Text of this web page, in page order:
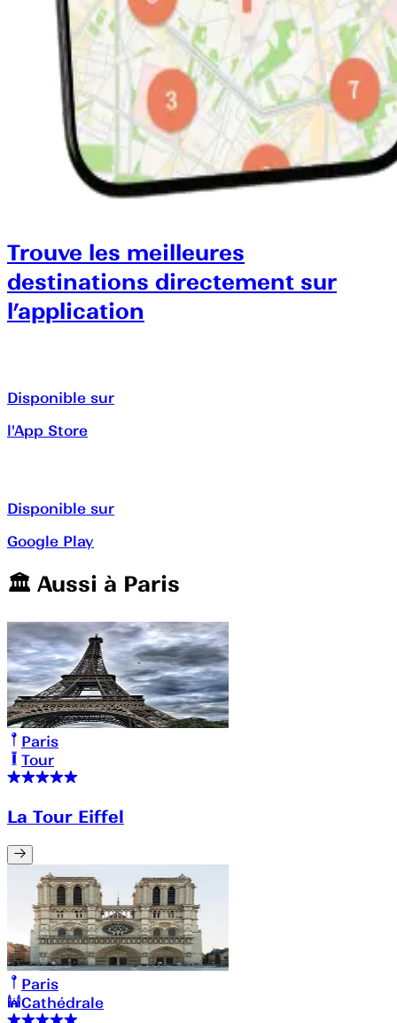
Trouve les meilleures
destinations directement sur
l’application
Disponible sur
l'App Store
Disponible sur
Google Play
🏛️️ Aussi à Paris
Paris
Tour
La Tour Eiffel
Paris
Cathédrale